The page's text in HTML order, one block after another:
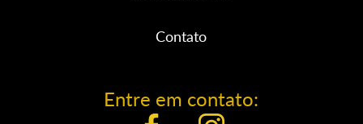
Contato
Entre em contato: